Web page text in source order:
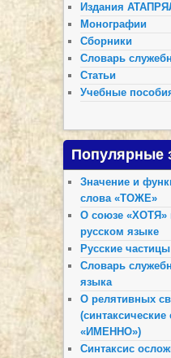
Издания
Монографии
Сборники
Словарь
Статьи
Учебные
Популярные
Значение и
слова «ТОЖЕ»
О союзе «ХОТЯ»
русском языке
Русские частицы
Словарь
языка
О релятивных
«ИМЕННО»)
Синтаксис